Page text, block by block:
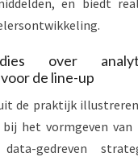
en biedt
over
de line-up
de praktijk
het vormgeven
gedreven